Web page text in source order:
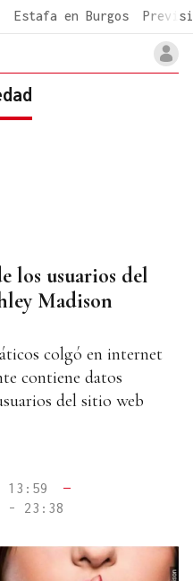
Estafa en Burgos
los usuarios del
Madison
colgó en internet
contiene datos
del sitio web
13:59
—
- 23:38